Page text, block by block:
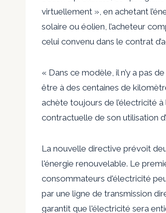
virtuellement », en achetant
solaire ou éolien, l’acheteur
celui convenu dans le contrat
« Dans ce modèle, il n’y a pas
être à des centaines de
achète toujours de l’électricité à
contractuelle de son utilisation
La nouvelle directive prévoit
l'énergie renouvelable. Le
consommateurs d'électricité
par une ligne de transmission
garantit que l'électricité sera